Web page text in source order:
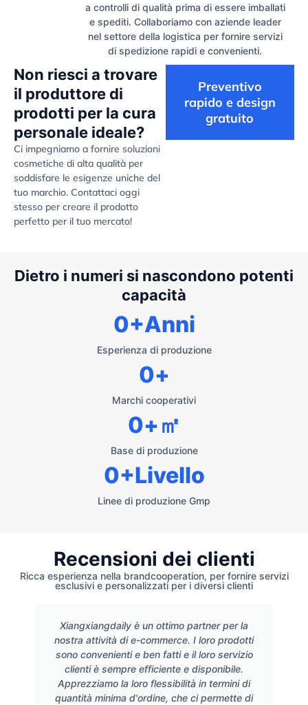
a controlli di qualità prima di essere imballati
e spediti. Collaboriamo con aziende leader
nel settore della logistica per fornire servizi
di spedizione rapidi e convenienti.
Non riesci a trovare
il produttore di
prodotti per la cura
personale ideale?
Ci impegniamo a fornire soluzioni
cosmetiche di alta qualità per
soddisfare le esigenze uniche del
tuo marchio. Contattaci oggi
stesso per creare il prodotto
perfetto per il tuo mercato!
Preventivo
rapido e design
gratuito
Dietro i numeri si nascondono potenti
capacità
Esperienza di produzione
0+Anni
Marchi cooperativi
0+
Base di produzione
0+㎡
Linee di produzione Gmp
0+Livello
Recensioni dei clienti
Ricca esperienza nella brandcooperation, per fornire servizi
esclusivi e personalizzati per i diversi clienti
Xiangxiangdaily è un ottimo partner per la
nostra attività di e-commerce. I loro prodotti
sono convenienti e ben fatti e il loro servizio
clienti è sempre efficiente e disponibile.
Apprezziamo la loro flessibilità in termini di
quantità minima d'ordine, che ci permette di